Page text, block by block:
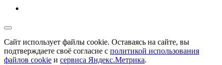
Сайт использует файлы cookie. Оставаясь на сайте, вы
подтверждаете своё согласие с политикой использования
файлов cookie и сервиса Яндекс.Метрика.